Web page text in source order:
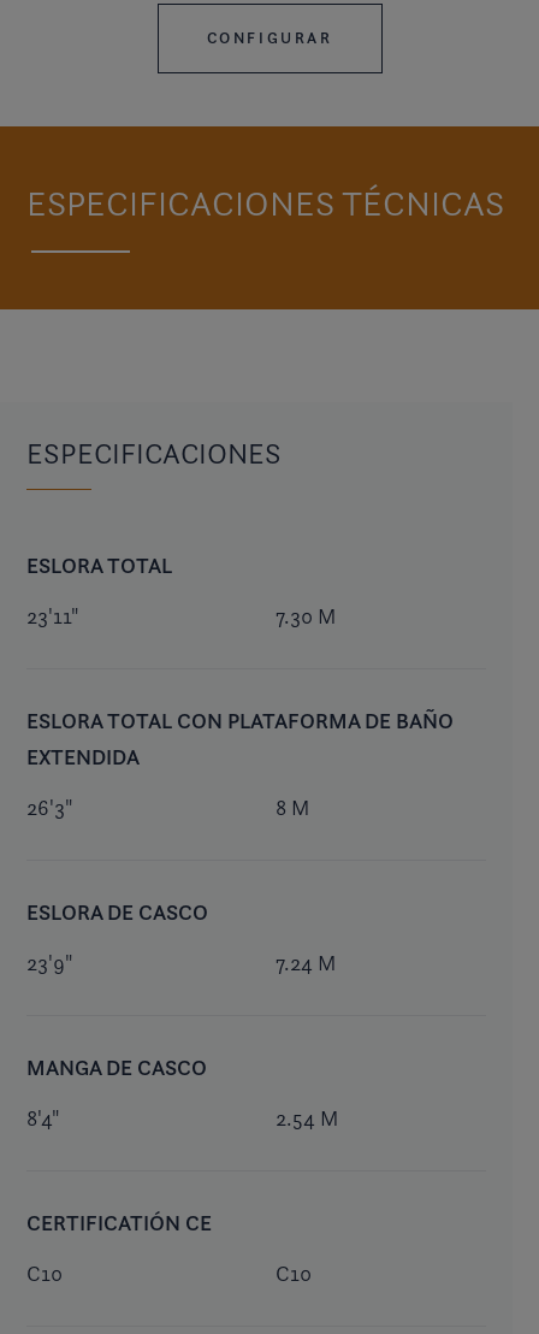
CONFIGURAR
ESPECIFICACIONES TÉCNICAS
ESPECIFICACIONES
ESLORA TOTAL
23'11" 7.30 M
ESLORA TOTAL CON PLATAFORMA DE BAÑO
EXTENDIDA
26'3" 8 M
ESLORA DE CASCO
23'9" 7.24 M
MANGA DE CASCO
8'4" 2.54 M
CERTIFICATIÓN CE
C10 C10